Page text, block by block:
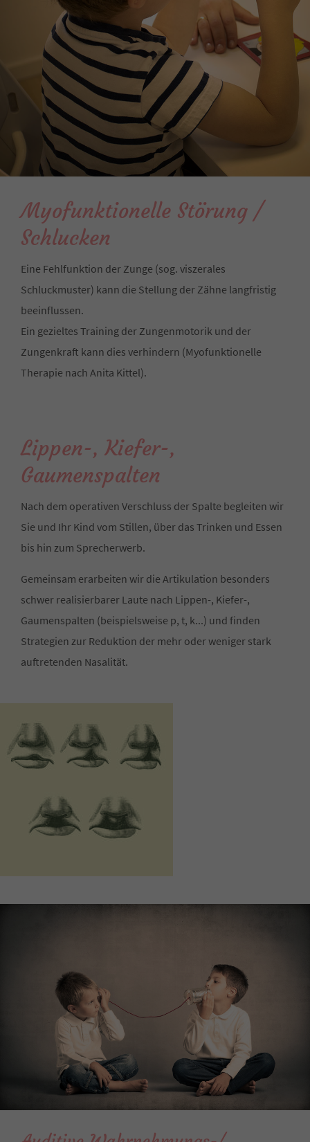
Myofunktionelle Störung /
Schlucken
Eine Fehlfunktion der Zunge (sog. viszerales
Schluckmuster) kann die Stellung der Zähne langfristig
beeinflussen.
Ein gezieltes Training der Zungenmotorik und der
Zungenkraft kann dies verhindern (Myofunktionelle
Therapie nach Anita Kittel).
Lippen-, Kiefer-,
Gaumenspalten
Nach dem operativen Verschluss der Spalte begleiten wir
Sie und Ihr Kind vom Stillen, über das Trinken und Essen
bis hin zum Sprecherwerb.
Gemeinsam erarbeiten wir die Artikulation besonders
schwer realisierbarer Laute nach Lippen-, Kiefer-,
Gaumenspalten (beispielsweise p, t, k...) und finden
Strategien zur Reduktion der mehr oder weniger stark
auftretenden Nasalität.